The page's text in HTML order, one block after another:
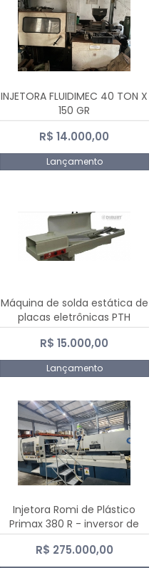
INJETORA FLUIDIMEC 40 TON X
150 GR
R$ 14.000,00
Lançamento
Máquina de solda estática de
placas eletrônicas PTH
DIALSAT
R$ 15.000,00
Lançamento
Injetora Romi de Plástico
Primax 380 R - inversor de
frequência NR 12 - 2008
R$ 275.000,00